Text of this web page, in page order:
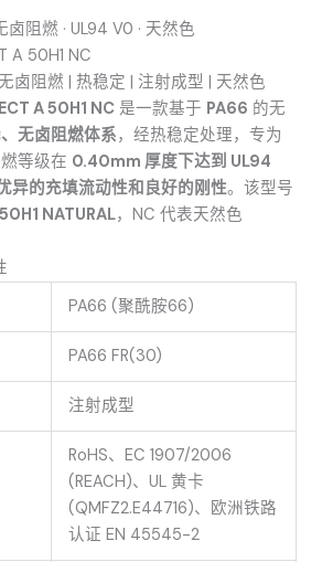
卤阻燃 · UL94 V0 · 天然色
A 50H1 NC
卤阻燃 | 热稳定 | 注射成型 | 天然色
A 50H1 NC 是一款基于 PA66 的无
无卤阻燃体系，经热稳定处理，专为
等级在 0.40mm 厚度下达到 UL94
异的充填流动性和良好的刚性。该型号
NATURAL，NC 代表天然色
PA66 (聚酰胺66)
PA66 FR(30)
注射成型
RoHS、EC 1907/2006
(REACH)、UL 黄卡
(QMFZ2.E44716)、欧洲铁路
认证 EN 45545-2